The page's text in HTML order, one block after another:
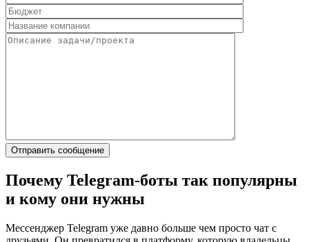
Почему Telegram‑боты так популярны
и кому они нужны
Мессенджер Telegram уже давно больше чем просто чат с